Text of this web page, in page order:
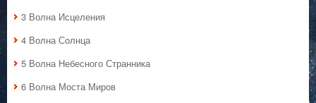
3 Волна Исцеления
4 Волна Солнца
5 Волна Небесного Странника
6 Волна Моста Миров